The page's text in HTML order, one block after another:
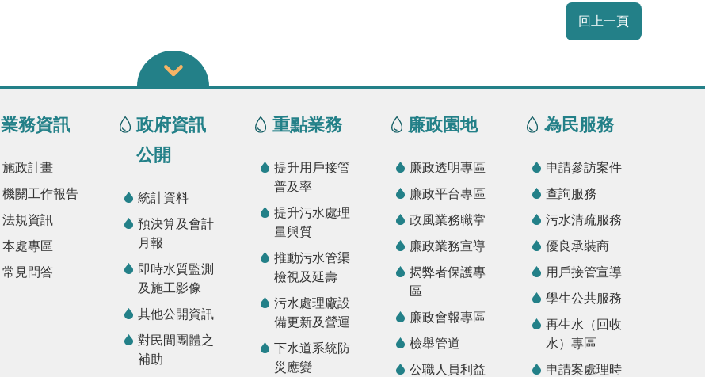
回上一頁
業務資訊
施政計畫
機關工作報告
法規資訊
本處專區
常見問答
政府資訊
公開
統計資料
預決算及會計
月報
即時水質監測
及施工影像
其他公開資訊
對民間團體之
補助
重點業務
提升用戶接管
普及率
提升污水處理
量與質
推動污水管渠
檢視及延壽
污水處理廠設
備更新及營運
下水道系統防
災應變
廉政園地
廉政透明專區
廉政平台專區
政風業務職掌
廉政業務宣導
揭弊者保護專
區
廉政會報專區
檢舉管道
公職人員利益
為民服務
申請參訪案件
查詢服務
污水清疏服務
優良承裝商
用戶接管宣導
學生公共服務
再生水（回收
水）專區
申請案處理時